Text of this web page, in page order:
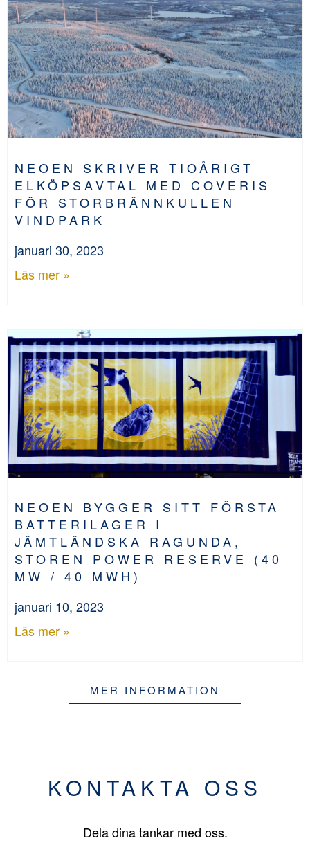
NEOEN SKRIVER TIOÅRIGT
ELKÖPSAVTAL MED COVERIS
FÖR STORBRÄNNKULLEN
VINDPARK
januari 30, 2023
Läs mer »
NEOEN BYGGER SITT FÖRSTA
BATTERILAGER I
JÄMTLÄNDSKA RAGUNDA,
STOREN POWER RESERVE (40
MW / 40 MWH)
januari 10, 2023
Läs mer »
MER INFORMATION
KONTAKTA OSS
Dela dina tankar med oss.